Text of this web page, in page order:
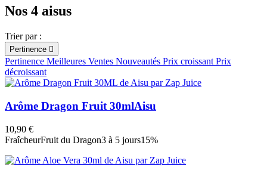
ml
Royaume-Uni
Arôme
Aloe vera
Framboise bleue
Melon
Fabricants
Nos 4 aisus
Trier par :
Pertinence 
Pertinence Meilleures Ventes Nouveautés Prix croissant Prix
décroissant
Arôme Dragon Fruit 30mlAisu
10,90 €
FraîcheurFruit du Dragon3 à 5 jours15%